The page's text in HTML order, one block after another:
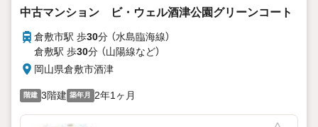
中古マンション ビ・ウェル酒津公園グリーンコート
倉敷市駅 歩30分 （水島臨海線）
倉敷駅 歩30分 （山陽線など）
岡山県倉敷市酒津
階建 3階建 築年月 2年1ヶ月